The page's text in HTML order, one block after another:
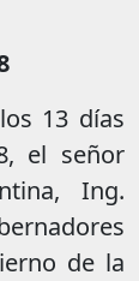
13 días
el señor
Ing.
de la